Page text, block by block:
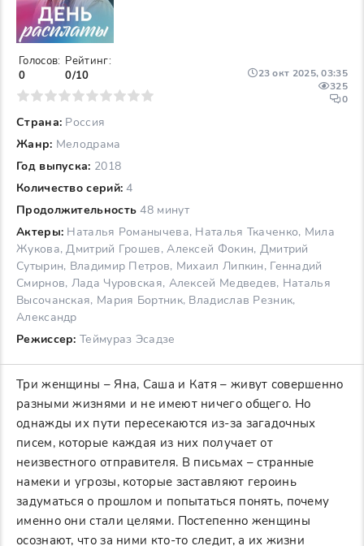
Страна: Россия
Жанр: Мелодрама
Год выпуска: 2018
Количество серий: 4
Продолжительность 48 минут
Актеры: Наталья Романычева, Наталья Ткаченко, Мила
Жукова, Дмитрий Грошев, Алексей Фокин, Дмитрий
Сутырин, Владимир Петров, Михаил Липкин, Геннадий
Смирнов, Лада Чуровская, Алексей Медведев, Наталья
Высочанская, Мария Бортник, Владислав Резник,
Александр
Режиссер: Теймураз Эсадзе
23 окт 2025, 03:35
325
0
Голосов:
0
Рейтинг:
0/10
7 8 9 10
Три женщины – Яна, Саша и Катя – живут совершенно
разными жизнями и не имеют ничего общего. Но
однажды их пути пересекаются из-за загадочных
писем, которые каждая из них получает от
неизвестного отправителя. В письмах – странные
намеки и угрозы, которые заставляют героинь
задуматься о прошлом и попытаться понять, почему
именно они стали целями. Постепенно женщины
осознают, что за ними кто-то следит, а их жизни